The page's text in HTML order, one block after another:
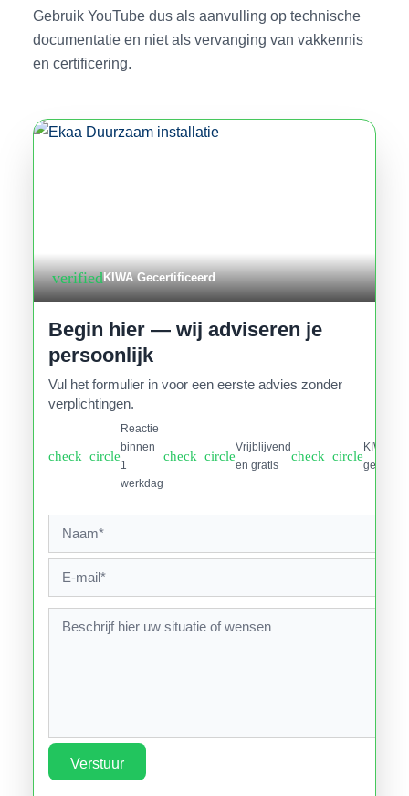
Gebruik YouTube dus als aanvulling op technische
documentatie en niet als vervanging van vakkennis
en certificering.
verifiedKIWA Gecertificeerd
Begin hier — wij adviseren je
persoonlijk
Vul het formulier in voor een eerste advies zonder
verplichtingen.
check_circle
Reactie
binnen
1
werkdag
check_circle
Vrijblijvend
en gratis
check_circle
KIWA
Verstuur